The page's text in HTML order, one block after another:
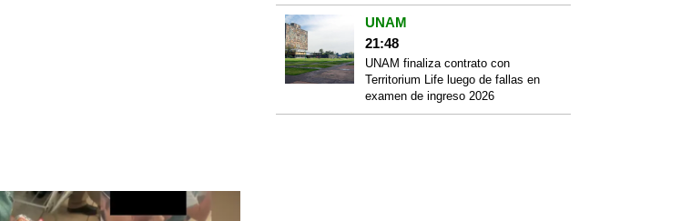
UNAM
21:48
UNAM finaliza contrato con
Territorium Life luego de fallas en
examen de ingreso 2026